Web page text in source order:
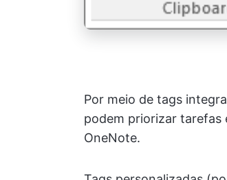
Por meio de tags
podem priorizar tarefas
OneNote.